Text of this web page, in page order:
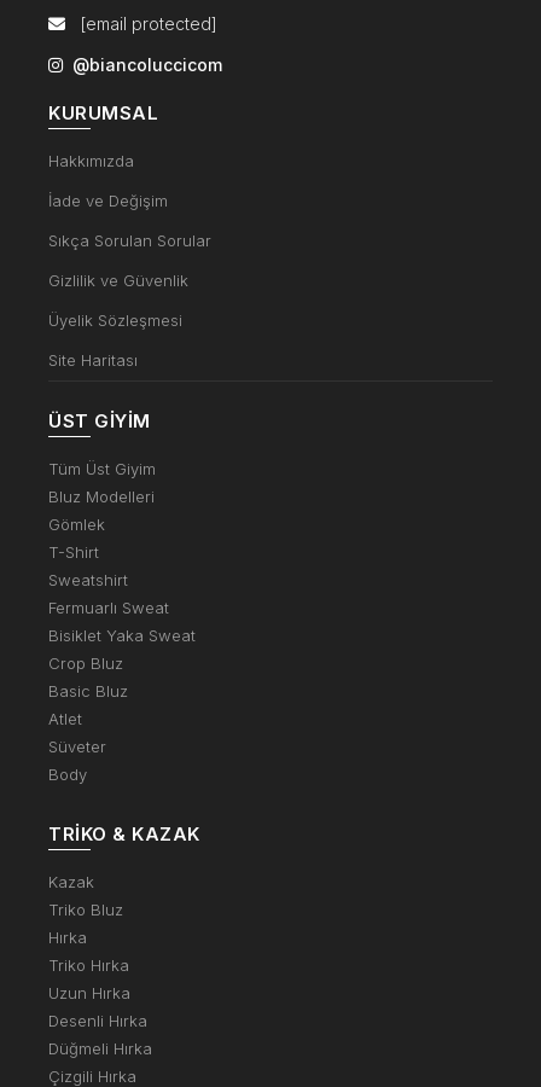
[email protected]
@biancoluccicom
KURUMSAL
Hakkımızda
İade ve Değişim
Sıkça Sorulan Sorular
Gizlilik ve Güvenlik
Üyelik Sözleşmesi
Site Haritası
ÜST GIYIM
Tüm Üst Giyim
Bluz Modelleri
Gömlek
T-Shirt
Sweatshirt
Fermuarlı Sweat
Bisiklet Yaka Sweat
Crop Bluz
Basic Bluz
Atlet
Süveter
Body
TRIKO & KAZAK
Kazak
Triko Bluz
Hırka
Triko Hırka
Uzun Hırka
Desenli Hırka
Düğmeli Hırka
Çizgili Hırka